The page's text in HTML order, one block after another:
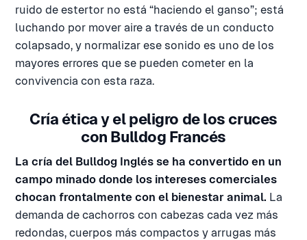
ruido de estertor no está “haciendo el ganso”; está
luchando por mover aire a través de un conducto
colapsado, y normalizar ese sonido es uno de los
mayores errores que se pueden cometer en la
convivencia con esta raza.
Cría ética y el peligro de los cruces
con Bulldog Francés
La cría del Bulldog Inglés se ha convertido en un
campo minado donde los intereses comerciales
chocan frontalmente con el bienestar animal. La
demanda de cachorros con cabezas cada vez más
redondas, cuerpos más compactos y arrugas más